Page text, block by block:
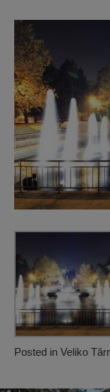
Posted in Veliko